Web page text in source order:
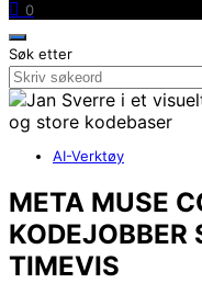
0
Søk etter
AI-Verktøy
META MUSE
KODEJOBBER
TIMEVIS